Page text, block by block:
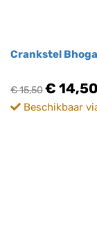
Crankstel
€ 15,50€ 14,50
Beschikbaar